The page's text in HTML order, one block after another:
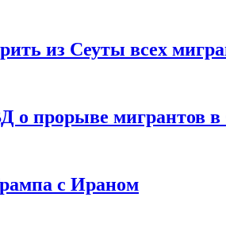
из Сеуты всех
о прорыве мигрантов в
с Ираном